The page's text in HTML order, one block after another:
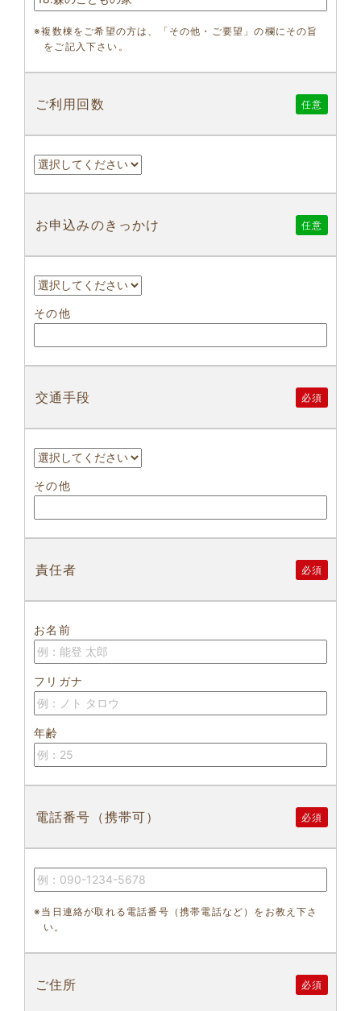
※複数棟をご希望の方は、「その他・ご要望」の欄にその旨
をご記入下さい。
ご利用回数 任意
お申込みのきっかけ 任意
その他
交通手段 必須
その他
責任者 必須
お名前
フリガナ
年齢
電話番号（携帯可） 必須
※当日連絡が取れる電話番号（携帯電話など）をお教え下さ
い。
ご住所 必須